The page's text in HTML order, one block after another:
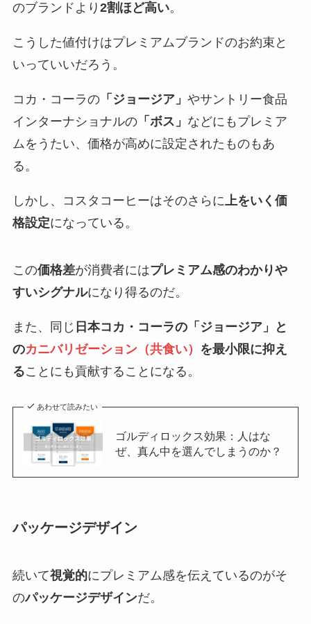
のブランドより 2割ほど高い。
こうした値付けはプレミアムブランドのお約束と
いっていいだろう。
コカ・コーラの「ジョージア」 やサントリー食品
インターナショナルの「ボス」 などにもプレミア
ムをうたい、価格が高めに設定されたものもあ
る。
しかし、コスタコーヒーはそのさらに 上をいく価
格設定になっている。
この価格差が消費者にはプレミアム感のわかりや
すいシグナルになり得るのだ。
また、同じ 日本コカ・コーラの「ジョージア」と
のカニバリゼーション（共食い）
を最小限に抑え
ることにも貢献することになる。
あわせて読みたい
ゴルディロックス効果：人はな
ぜ、真ん中を選んでしまうのか？
パッケージデザイン
続いて視覚的にプレミアム感を伝えているのがそ
のパッケージデザインだ。